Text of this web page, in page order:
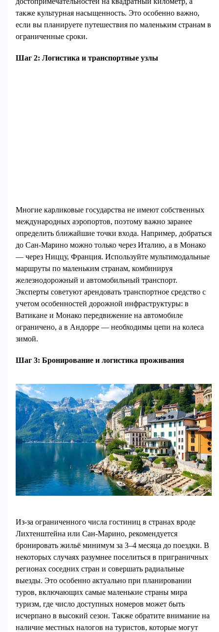
также культурная насыщенность. Это особенно важно,
если вы планируете путешествия по маленьким странам в
ограниченные сроки.
Шаг 2: Логистика и транспортные узлы
Многие карликовые государства не имеют собственных
международных аэропортов, поэтому важно заранее
определить ближайшие точки входа. Например, добраться
до Сан-Марино можно только через Италию, а в Монако
— через Ниццу, Франция. Используйте мультимодальные
маршруты по маленьким странам, комбинируя
железнодорожный и автомобильный транспорт.
Эксперты советуют арендовать транспортное средство с
учетом особенностей дорожной инфраструктуры: в
Ватикане и Монако передвижение на автомобиле
ограничено, а в Андорре — необходимы цепи на колеса
зимой.
Шаг 3: Бронирование и логистика проживания
Из-за ограниченного числа гостиниц в странах вроде
Лихтенштейна или Сан-Марино, рекомендуется
бронировать жильё минимум за 3–4 месяца до поездки. В
некоторых случаях разумнее поселиться в приграничных
регионах соседних стран и совершать радиальные
выезды. Это особенно актуально при планировании
туров, включающих самые маленькие страны мира
туризм, где число доступных номеров может быть
исчерпано в высокий сезон. Также обратите внимание на
наличие местных налогов на туристов, которые могут